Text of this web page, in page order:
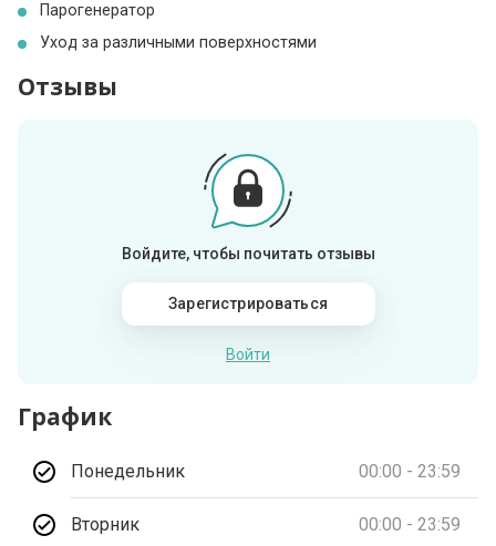
Парогенератор
Уход за различными поверхностями
Отзывы
Войдите, чтобы почитать отзывы
Зарегистрироваться
Войти
График
Понедельник 00:00 - 23:59
Вторник 00:00 - 23:59